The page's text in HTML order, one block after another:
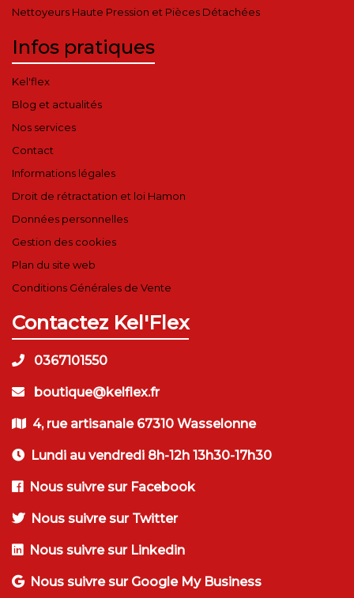
Nettoyeurs Haute Pression et Pièces Détachées
Infos pratiques
Kel'flex
Blog et actualités
Nos services
Contact
Informations légales
Droit de rétractation et loi Hamon
Données personnelles
Gestion des cookies
Plan du site web
Conditions Générales de Vente
Contactez Kel'Flex
0367101550
boutique@kelflex.fr
4, rue artisanale 67310 Wasselonne
Lundi au vendredi 8h-12h 13h30-17h30
Nous suivre sur Facebook
Nous suivre sur Twitter
Nous suivre sur Linkedin
Nous suivre sur Google My Business